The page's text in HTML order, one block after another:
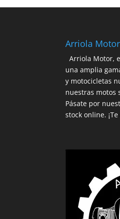
182,95€.
Arriola Motor
Arriola Motor,
una amplia
y motocicletas
nuestras motos
Pásate por
stock online.